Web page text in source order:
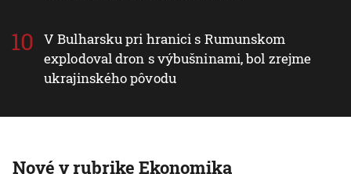
V Bulharsku pri hranici s Rumunskom
explodoval dron s výbušninami, bol zrejme
ukrajinského pôvodu
Nové v rubrike Ekonomika